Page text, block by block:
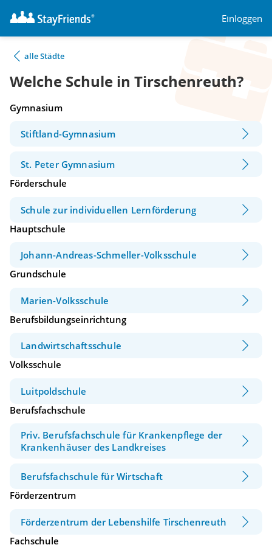
Einloggen
alle Städte
Welche Schule in Tirschenreuth?
Gymnasium
Stiftland-Gymnasium
St. Peter Gymnasium
Förderschule
Schule zur individuellen Lernförderung
Hauptschule
Johann-Andreas-Schmeller-Volksschule
Grundschule
Marien-Volksschule
Berufsbildungseinrichtung
Landwirtschaftsschule
Volksschule
Luitpoldschule
Berufsfachschule
Priv. Berufsfachschule für Krankenpflege der
Krankenhäuser des Landkreises
Berufsfachschule für Wirtschaft
Förderzentrum
Förderzentrum der Lebenshilfe Tirschenreuth
Fachschule